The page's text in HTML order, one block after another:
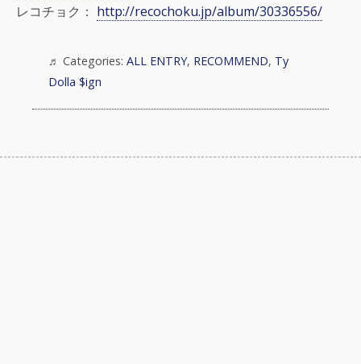
レコチョク： http://recochoku.jp/album/30336556/
Categories: ALL ENTRY, RECOMMEND, Ty
Dolla $ign